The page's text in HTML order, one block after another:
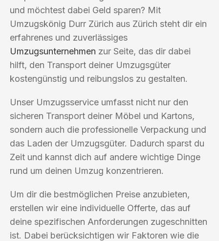
und möchtest dabei Geld sparen? Mit
Umzugskönig Durr Zürich aus Zürich steht dir ein
erfahrenes und zuverlässiges
Umzugsunternehmen zur Seite, das dir dabei
hilft, den Transport deiner Umzugsgüter
kostengünstig und reibungslos zu gestalten.
Unser Umzugsservice umfasst nicht nur den
sicheren Transport deiner Möbel und Kartons,
sondern auch die professionelle Verpackung und
das Laden der Umzugsgüter. Dadurch sparst du
Zeit und kannst dich auf andere wichtige Dinge
rund um deinen Umzug konzentrieren.
Um dir die bestmöglichen Preise anzubieten,
erstellen wir eine individuelle Offerte, das auf
deine spezifischen Anforderungen zugeschnitten
ist. Dabei berücksichtigen wir Faktoren wie die